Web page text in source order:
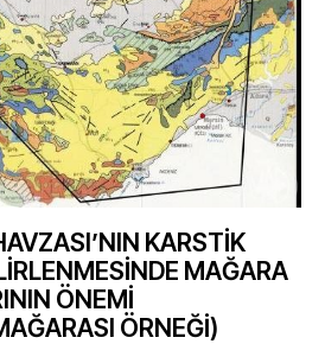
KARSTİK
MAĞARA
ÖNEMİ
ÖRNEĞİ)